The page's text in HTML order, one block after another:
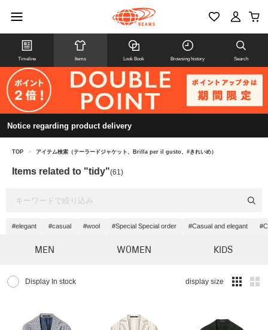
Timeline Items Look Book Browsing history Search
Notice regarding product delivery
TOP > アイテム検索（テーラードジャケット、Brilla per il gusto、#きれいめ）
Items related to "tidy"(61)
#elegant #casual #wool #Special Special order #Casual and elegant
MEN WOMEN KIDS
Display In stock display size